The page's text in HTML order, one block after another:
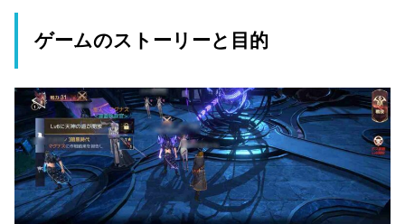
ゲームのストーリーと目的